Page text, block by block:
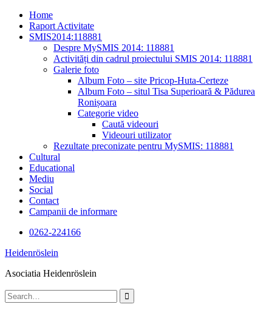
Skip
content
Home
Raport Activitate
SMIS2014:118881
Despre MySMIS 2014: 118881
Activități din cadrul proiectului SMIS 2014: 118881
Galerie foto
Album Foto – site Pricop-Huta-Certeze
Album Foto – situl Tisa Superioară & Pădurea
Ronișoara
Categorie video
Caută videouri
Videouri utilizator
Rezultate preconizate pentru MySMIS: 118881
Cultural
Educational
Mediu
Social
Contact
Campanii de informare
0262-224166
Heidenröslein
Asociatia Heidenröslein
Search
for: